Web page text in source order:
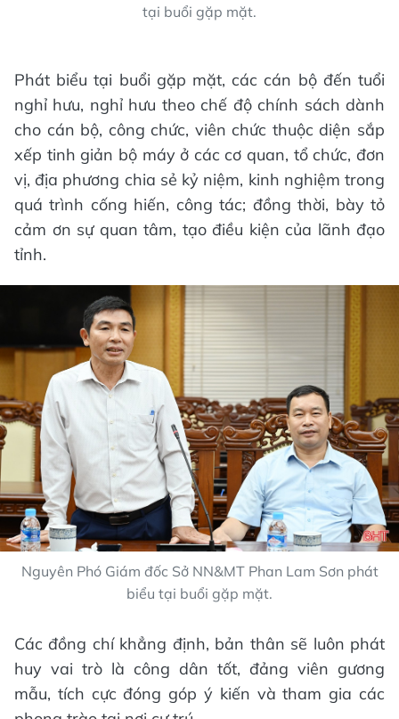
tại buổi gặp mặt.
Phát biểu tại buổi gặp mặt, các cán bộ đến tuổi
nghỉ hưu, nghỉ hưu theo chế độ chính sách dành
cho cán bộ, công chức, viên chức thuộc diện sắp
xếp tinh giản bộ máy ở các cơ quan, tổ chức, đơn
vị, địa phương chia sẻ kỷ niệm, kinh nghiệm trong
quá trình cống hiến, công tác; đồng thời, bày tỏ
cảm ơn sự quan tâm, tạo điều kiện của lãnh đạo
tỉnh.
Nguyên Phó Giám đốc Sở NN&MT Phan Lam Sơn phát
biểu tại buổi gặp mặt.
Các đồng chí khẳng định, bản thân sẽ luôn phát
huy vai trò là công dân tốt, đảng viên gương
mẫu, tích cực đóng góp ý kiến và tham gia các